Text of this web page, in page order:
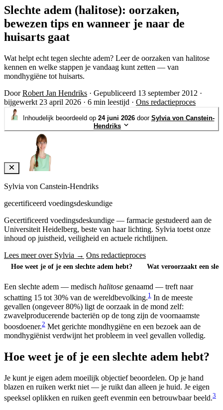
Slechte adem (halitose): oorzaken,
bewezen tips en wanneer je naar de
huisarts gaat
Wat helpt echt tegen slechte adem? Leer de oorzaken van halitose
kennen en welke stappen je vandaag kunt zetten — van
mondhygiëne tot huisarts.
DoorRobert Jan Hendriks · Gepubliceerd 13 september 2012 ·
bijgewerkt 23 april 2026 · 6 min leestijd · Ons redactieproces
Inhoudelijk beoordeeld op 24 juni 2026door Sylvia von Canstein-
Hendriks
Sylvia von Canstein-Hendriks
gecertificeerd voedingsdeskundige
Gecertificeerd voedingsdeskundige — farmacie gestudeerd aan de
Universiteit Heidelberg, beste van haar lichting. Sylvia toetst onze
inhoud op juistheid, veiligheid en actuele richtlijnen.
Lees meer over Sylvia → Ons redactieproces
Hoe weet je of je een slechte adem hebt? Wat veroorzaakt een
Een slechte adem — medisch halitose genaamd — treft naar
schatting 15 tot 30% van de wereldbevolking.1 In de meeste
gevallen (ongeveer 80%) ligt de oorzaak in de mond zelf:
zwavelproducerende bacteriën op de tong zijn de voornaamste
boosdoener.2 Met gerichte mondhygiëne en een bezoek aan de
mondhygiënist verdwijnt het probleem in veel gevallen volledig.
Hoe weet je of je een slechte adem hebt?
Je kunt je eigen adem moeilijk objectief beoordelen. Op je hand
blazen en ruiken werkt niet — je ruikt dan alleen je huid. Je eigen
speeksel oplikken en ruiken geeft evenmin een betrouwbaar beeld.3